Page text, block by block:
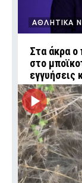
ΑΘΛΗΤΙΚΑ
Στα άκρα ο
στο
εγγυήσεις